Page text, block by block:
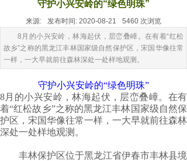
守护小兴安岭的“绿色明珠”
来源: 发布时间: 2020-08-21 5460 次浏览
8月的小兴安岭，林海起伏，层峦叠嶂。在有着“红松
故乡”之称的黑龙江丰林国家级自然保护区，宋国华像往常
一样，一大早就前往森林深处一处样地观测。
守护小兴安岭的“绿色明珠”
8月的小兴安岭，林海起伏，层峦叠嶂。在有
着“红松故乡”之称的黑龙江丰林国家级自然保
护区，宋国华像往常一样，一大早就前往森林
深处一处样地观测。
丰林保护区位于黑龙江省伊春市丰林县境